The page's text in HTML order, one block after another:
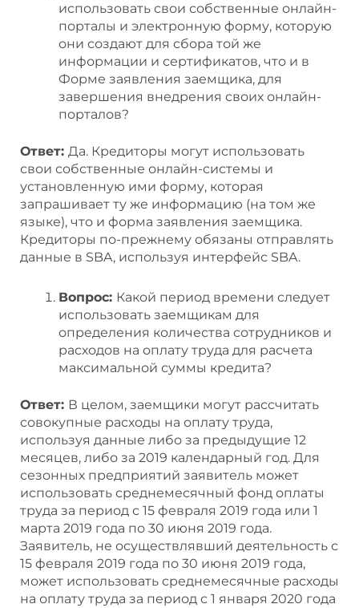
использовать свои собственные онлайн-
порталы и электронную форму, которую
они создают для сбора той же
информации и сертификатов, что и в
Форме заявления заемщика, для
завершения внедрения своих онлайн-
порталов?
Ответ: Да. Кредиторы могут использовать
свои собственные онлайн-системы и
установленную ими форму, которая
запрашивает ту же информацию (на том же
языке), что и форма заявления заемщика.
Кредиторы по-прежнему обязаны отправлять
данные в SBA, используя интерфейс SBA.
Вопрос: Какой период времени следует
использовать заемщикам для
определения количества сотрудников и
расходов на оплату труда для расчета
максимальной суммы кредита?
Ответ: В целом, заемщики могут рассчитать
совокупные расходы на оплату труда,
используя данные либо за предыдущие 12
месяцев, либо за 2019 календарный год. Для
сезонных предприятий заявитель может
использовать среднемесячный фонд оплаты
труда за период с 15 февраля 2019 года или 1
марта 2019 года по 30 июня 2019 года.
Заявитель, не осуществлявший деятельность с
15 февраля 2019 года по 30 июня 2019 года,
может использовать среднемесячные расходы
на оплату труда за период с 1 января 2020 года